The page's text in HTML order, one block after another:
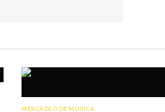
MERCADEO DE MÚSICA